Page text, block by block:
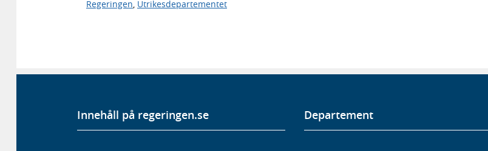
Regeringen, Utrikesdepartementet
Innehåll på regeringen.se Departement